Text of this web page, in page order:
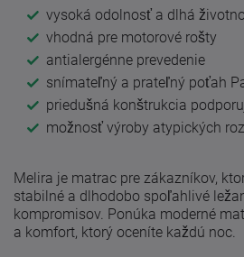
vysoká odolnosť a dlhá
vhodná pre motorové rošty
antialergénne prevedenie
snímateľný a prateľný poťah
priedušná konštrukcia
možnosť výroby atypických
Melira je matrac pre zákazníkov,
stabilné a dlhodobo spoľahlivé
kompromisov. Ponúka moderné
a komfort, ktorý oceníte každú noc.